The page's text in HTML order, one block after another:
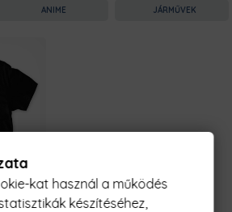
ANIME JÁRMŰVEK
kat használ a működés
készítéséhez,